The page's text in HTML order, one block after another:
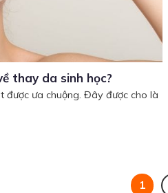
thay da sinh học?
được ưa chuộng. Đây được cho là
1